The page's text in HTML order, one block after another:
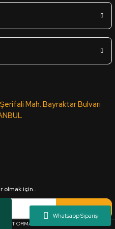
Mah. Bayraktar Bulvarı
olmak için..
Kaydol
ORMAN ÜRÜNLERİ SAN. VE TİC. LTD.